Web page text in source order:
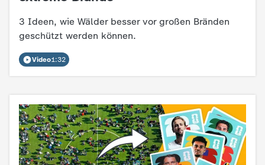
3 Ideen, wie Wälder besser vor großen Bränden
geschützt werden können.
Video1:32